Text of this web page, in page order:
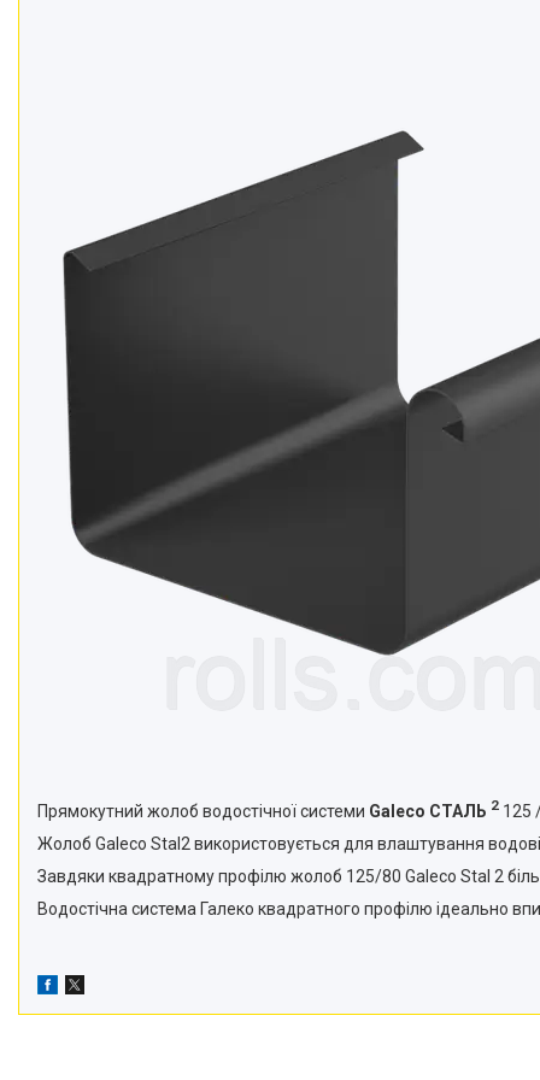
Прямокутний жолоб водостічної системи Galeco СТАЛЬ 2 125
Жолоб Galeco Stal2 використовується для влаштування
Завдяки квадратному профілю жолоб 125/80 Galeco Stal 2
Водостічна система Галеко квадратного профілю ідеально